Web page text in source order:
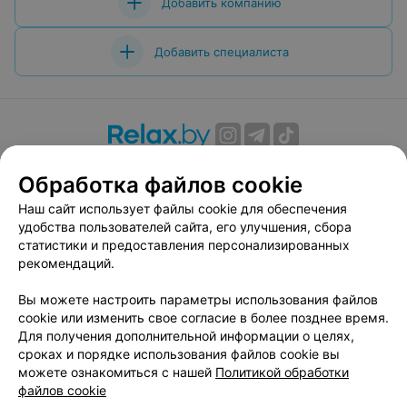
Добавить специалиста
Вакансии
Публичный договор
Способы оплаты
Публичный договор по использованию сервиса
«Афиша»
Пользовательское соглашение
Связаться по вопросам сотрудничества
Написать руководителю relax.by
Персональные настройки cookie
Обработка персональных данных
Обработка файлов cookie
Наш сайт использует файлы cookie для обеспечения
удобства пользователей сайта, его улучшения, сбора
статистики и предоставления персонализированных
рекомендаций.
Вы можете настроить параметры использования файлов
cookie или изменить свое согласие в более позднее время.
Для получения дополнительной информации о целях,
сроках и порядке использования файлов cookie вы
можете ознакомиться с нашей Политикой обработки
файлов cookie